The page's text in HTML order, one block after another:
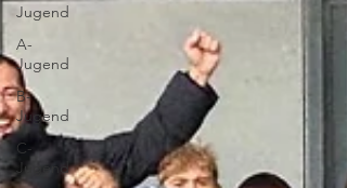
Jugend
A-
Jugend
B-
Jugend
C-
Jugend